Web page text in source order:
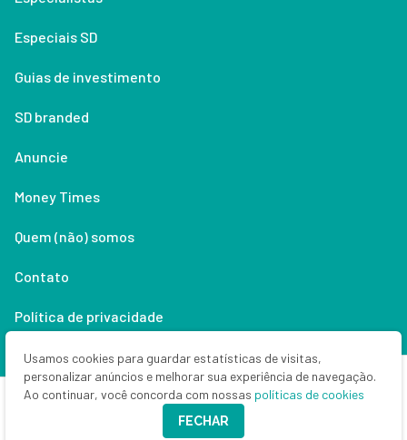
Especiais SD
Guias de investimento
SD branded
Anuncie
Money Times
Quem (não) somos
Contato
Política de privacidade
Lifestyle
Copyright © 2026 Seu Dinheiro. Todos os direitos reservados.
CNPJ: 33.523.405/0001-63
Usamos cookies para guardar estatísticas de visitas,
personalizar anúncios e melhorar sua experiência de navegação.
Ao continuar, você concorda com nossas políticas de cookies
FECHAR